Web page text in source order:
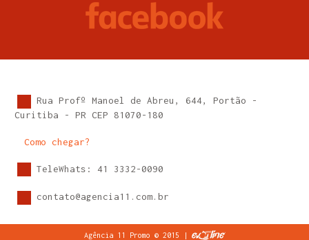
Rua Profº Manoel de Abreu, 644, Portão -
Curitiba - PR CEP 81070-180
Como chegar?
TeleWhats: 41 3332-0090
contato@agencia11.com.br
Agência 11 Promo © 2015 |